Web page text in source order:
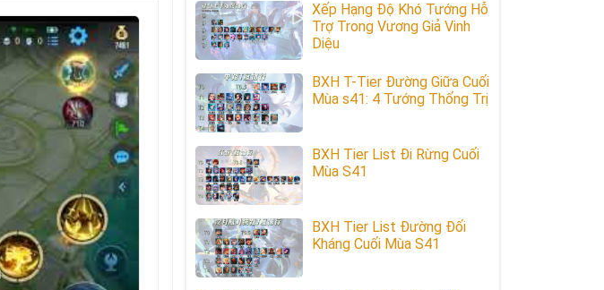
Xếp Hạng Độ Khó Tướng Hỗ
Trợ Trong Vương Giả Vinh
Diệu
BXH T-Tier Đường Giữa Cuối
Mùa s41: 4 Tướng Thống Trị
BXH Tier List Đi Rừng Cuối
Mùa S41
BXH Tier List Đường Đối
Kháng Cuối Mùa S41